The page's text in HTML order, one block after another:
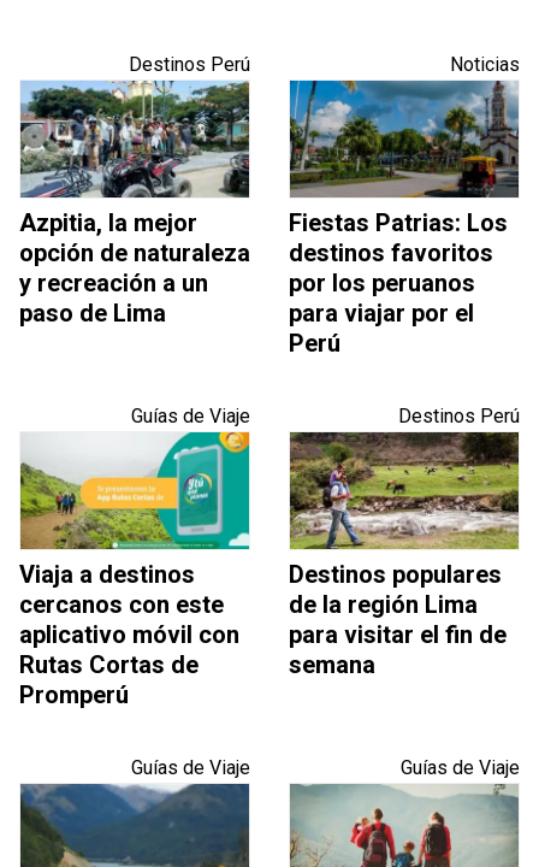
Destinos Perú
Azpitia, la mejor
opción de naturaleza
y recreación a un
paso de Lima
Noticias
Fiestas Patrias: Los
destinos favoritos
por los peruanos
para viajar por el
Perú
Guías de Viaje
Viaja a destinos
cercanos con este
aplicativo móvil con
Rutas Cortas de
Promperú
Destinos Perú
Destinos populares
de la región Lima
para visitar el fin de
semana
Guías de Viaje Guías de Viaje